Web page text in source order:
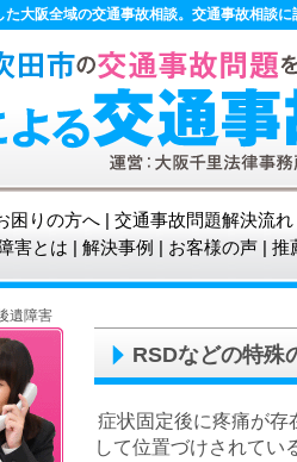
大阪全域の交通事故相談。交通事故相談
困りの方へ| 交通事故問題解決流れ|
害とは
解決事例 お客様の声| 推
遺障害
RSDなどの特殊
症状固定後に疼痛が存
して位置づけされてい